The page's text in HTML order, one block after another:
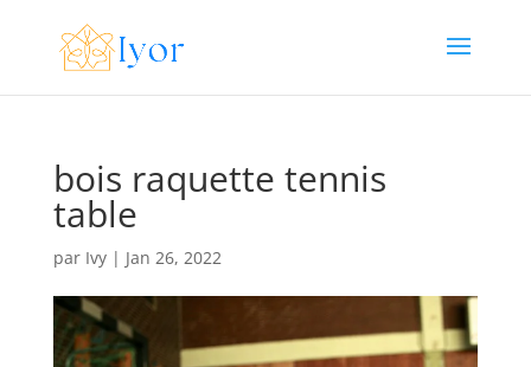
bois raquette tennis
table
par Ivy| Jan 26, 2022